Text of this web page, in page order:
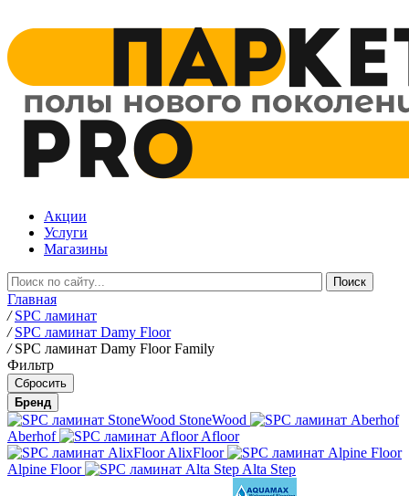
Акции
Услуги
Магазины
Главная
/ SPC ламинат
/ SPC ламинат Damy Floor
/ SPC ламинат Damy Floor Family
Фильтр
Бренд
StoneWood
Aberhof
Afloor
AlixFloor
Alpine Floor
Alta Step